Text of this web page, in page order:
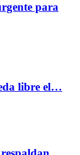
para
libre el…